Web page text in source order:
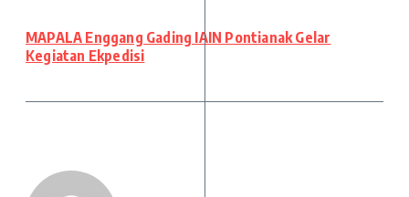
MAPALA Enggang Gading IAIN Pontianak Gelar
Kegiatan Ekpedisi